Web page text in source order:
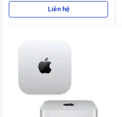
Liên hệ